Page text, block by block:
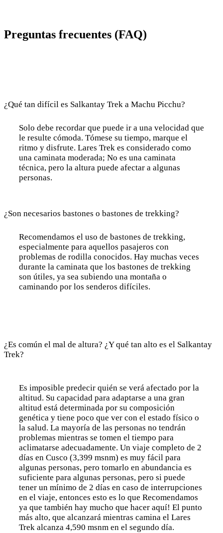
Preguntas frecuentes (FAQ)
¿Qué tan difícil es Salkantay Trek a Machu Picchu?
Solo debe recordar que puede ir a una velocidad que
le resulte cómoda. Tómese su tiempo, marque el
ritmo y disfrute. Lares Trek es considerado como
una caminata moderada; No es una caminata
técnica, pero la altura puede afectar a algunas
personas.
¿Son necesarios bastones o bastones de trekking?
Recomendamos el uso de bastones de trekking,
especialmente para aquellos pasajeros con
problemas de rodilla conocidos. Hay muchas veces
durante la caminata que los bastones de trekking
son útiles, ya sea subiendo una montaña o
caminando por los senderos difíciles.
¿Es común el mal de altura? ¿Y qué tan alto es el Salkantay
Trek?
Es imposible predecir quién se verá afectado por la
altitud. Su capacidad para adaptarse a una gran
altitud está determinada por su composición
genética y tiene poco que ver con el estado físico o
la salud. La mayoría de las personas no tendrán
problemas mientras se tomen el tiempo para
aclimatarse adecuadamente. Un viaje completo de 2
días en Cusco (3,399 msnm) es muy fácil para
algunas personas, pero tomarlo en abundancia es
suficiente para algunas personas, pero si puede
tener un mínimo de 2 días en caso de interrupciones
en el viaje, entonces esto es lo que Recomendamos
ya que también hay mucho que hacer aquí! El punto
más alto, que alcanzará mientras camina el Lares
Trek alcanza 4,590 msnm en el segundo día.